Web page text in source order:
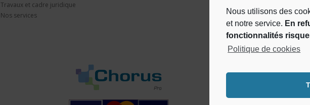
Nous utilisons des
et notre service. En
fonctionnalités
Politique de cookies
Travaux et cadre juridique
Nos services